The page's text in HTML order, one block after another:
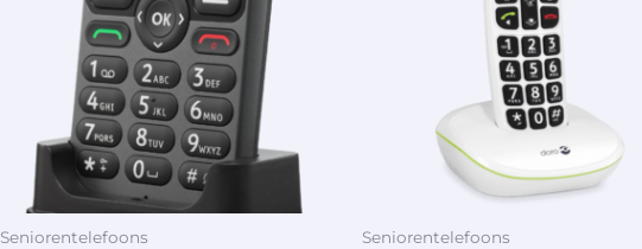
Seniorentelefoons Seniorentelefoons